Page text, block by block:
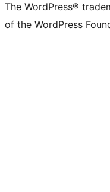
The WordPress®
of the WordPress